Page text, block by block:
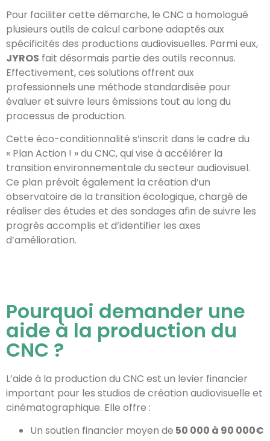
Pour faciliter cette démarche, le CNC a homologué
plusieurs outils de calcul carbone adaptés aux
spécificités des productions audiovisuelles. Parmi eux,
JYROS fait désormais partie des outils reconnus.
Effectivement, ces solutions offrent aux
professionnels une méthode standardisée pour
évaluer et suivre leurs émissions tout au long du
processus de production.
Cette éco-conditionnalité s’inscrit dans le cadre du
« Plan Action ! » du CNC, qui vise à accélérer la
transition environnementale du secteur audiovisuel.
Ce plan prévoit également la création d’un
observatoire de la transition écologique, chargé de
réaliser des études et des sondages afin de suivre les
progrès accomplis et d’identifier les axes
d’amélioration.
Pourquoi demander une
aide à la production du
CNC ?
L’aide à la production du CNC est un levier financier
important pour les studios de création audiovisuelle et
cinématographique. Elle offre :
Un soutien financier moyen de 50 000 à 90 000€